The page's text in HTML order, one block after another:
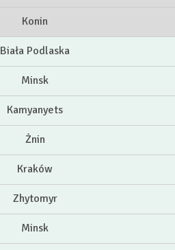
Konin
Biała Podlaska
Minsk
Kamyanyets
Żnin
Kraków
Zhytomyr
Minsk